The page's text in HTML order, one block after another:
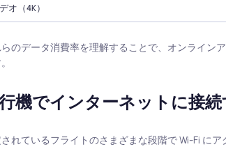
オ（4K）
らのデータ消費率を理解することで、オンライン
機でインターネットに接
れているフライトのさまざまな段階で Wi-Fi にア